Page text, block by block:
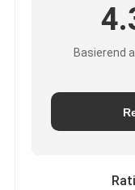
Basierend